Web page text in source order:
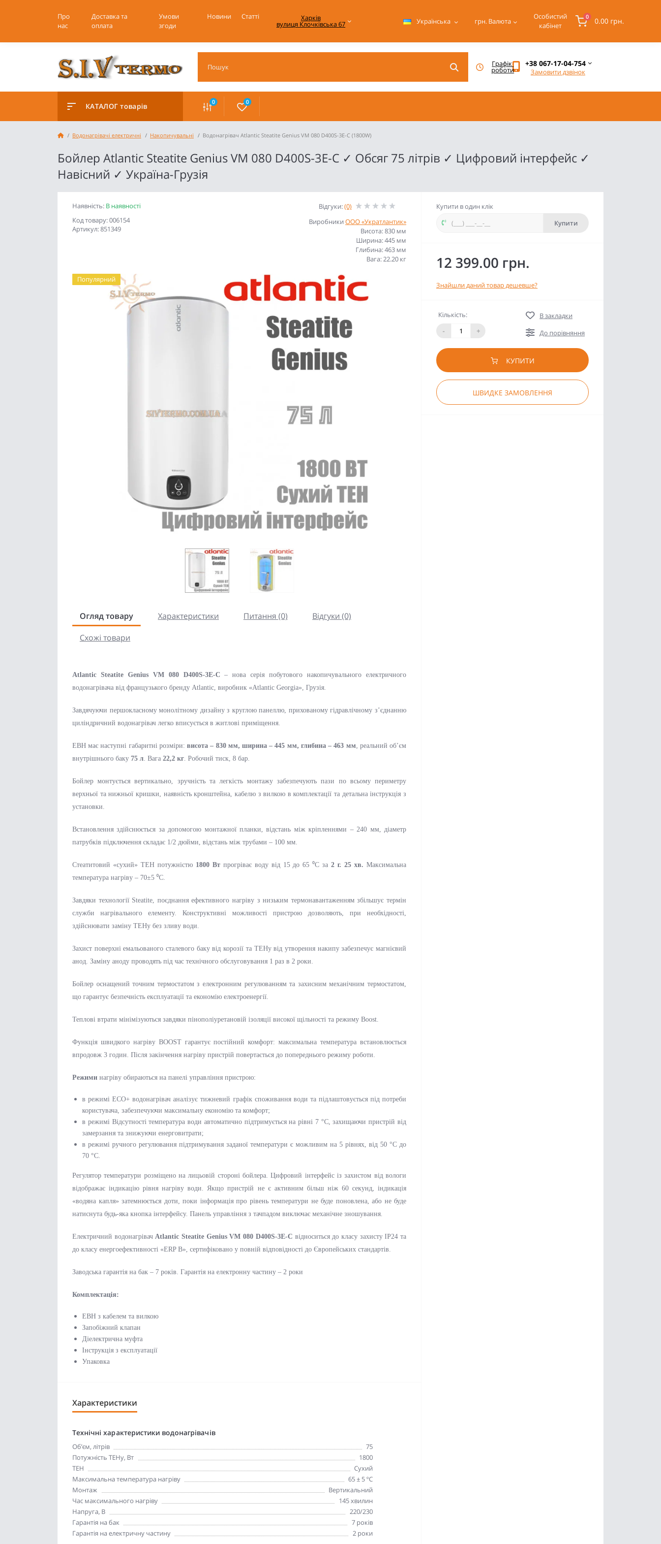
Про
нас
Доставка та
оплата
Умови
згоди
Новини Статті Харків
вулиця Клочківська 67 Українська грн. Валюта
Особистий
кабінет
0 0.00 грн.
Графік
роботи
+38 067-17-04-754
Замовити дзвінок
КАТАЛОГ товарів 0 0
Водонагрівачі електричні Накопичувальні Водонагрівач Atlantic Steatite Genius VM 080 D400S-3E-C (1800W)
Бойлер Atlantic Steatite Genius VM 080 D400S-3E-C ✓ Обсяг 75 літрів ✓ Цифровий інтерфейс ✓
Навісний ✓ Україна-Грузія
Наявність: В наявності
Код товару: 006154
Артикул: 851349
Відгуки:(0)
Виробники ООО «Укратлантик»
Висота: 830 мм
Ширина: 445 мм
Глибина: 463 мм
Вага: 22.20 кг
Популярний
Огляд товару Характеристики Питання (0)
Відгуки (0)
Схожі товари
Atlantic Steatite Genius VM 080 D400S-3E-C– нова серія побутового накопичувального електричного
водонагрівача від французького бренду Atlantic, виробник «Atlantic Georgia», Грузія.
Завдячуючи першокласному монолітному дизайну з круглою панеллю, прихованому гідравлічному з’єднанню
циліндричний водонагрівач легко вписується в житлові приміщення.
ЕВН має наступні габаритні розміри:висота – 830 мм, ширина – 445 мм, глибина – 463 мм, реальний об’єм
внутрішнього баку 75 л. Вага 22,2 кг. Робочий тиск, 8 бар.
Бойлер монтується вертикально, зручність та легкість монтажу забезпечують пази по всьому периметру
верхньої та нижньої кришки, наявність кронштейна, кабелю з вилкою в комплектації та детальна інструкція з
установки.
Встановлення здійснюється за допомогою монтажної планки, відстань між кріпленнями – 240 мм, діаметр
патрубків підключення складає 1/2 дюйми, відстань між трубами – 100 мм.
Стеатитовий «сухий» ТЕН потужністю 1800 Втпрогріває воду від 15 до 65 ⁰С за2 г. 25 хв. Максимальна
температура нагріву – 70±5 ⁰C.
Завдяки технології Steatite, поєднання ефективного нагріву з низьким термонавантаженням збільшує термін
служби нагрівального елементу. Конструктивні можливості пристрою дозволяють, при необхідності,
здійснювати заміну ТЕНу без зливу води.
Захист поверхні емальованого сталевого баку від корозії та ТЕНу від утворення накипу забезпечує магнієвий
анод. Заміну аноду проводять під час технічного обслуговування 1 раз в 2 роки.
Бойлер оснащений точним термостатом з електронним регулюванням та захисним механічним термостатом,
що гарантує безпечність експлуатації та економію електроенергії.
Теплові втрати мінімізуються завдяки пінополіуретановій ізоляції високої щільності та режиму Boost.
Функція швидкого нагріву BOOST гарантує постійний комфорт: максимальна температура встановлюється
впродовж 3 годин. Після закінчення нагріву пристрій повертається до попереднього режиму роботи.
Режими нагріву обираються на панелі управління пристрою:
в режимі ECO+ водонагрівач аналізує тижневий графік споживання води та підлаштовується під потреби
користувача, забезпечуючи максимальну економію та комфорт;
в режимі Відсутності температура води автоматично підтримується на рівні 7 °С, захищаючи пристрій від
замерзання та знижуючи енерговитрати;
в режимі ручного регулювання підтримування заданої температури є можливим на 5 рівнях, від 50 °С до
70 °С.
Регулятор температури розміщено на лицьовій стороні бойлера. Цифровий інтерфейс із захистом від вологи
відображає індикацію рівня нагріву води. Якщо пристрій не є активним більш ніж 60 секунд, індикація
«водяна капля» затемнюється доти, поки інформація про рівень температури не буде поновлена, або не буде
натиснута будь-яка кнопка інтерфейсу. Панель управління з тачпадом виключає механічне зношування.
Електричний водонагрівачAtlantic Steatite Genius VM 080 D400S-3E-C відноситься до класу захисту IP24 та
до класу енергоефективності «ERP B», сертифіковано у повній відповідності до Європейських стандартів.
Заводська гарантія на бак – 7 років. Гарантія на електронну частину – 2 роки
Комплектація:
EВН з кабелем та вилкою
Запобіжний клапан
Діелектрична муфта
Інструкція з експлуатації
Упаковка
Характеристики
Технічні характеристики водонагрівачів
Об’єм, літрів
75
Потужність ТЕНу, Вт
1800
ТЕН
Сухий
Максимальна температура нагріву
65 ± 5 ºC
Монтаж
Вертикальний
Час максимального нагріву
145 хвилин
Напруга, В
220/230
Гарантія на бак
7 років
Гарантія на електричну частину
2 роки
Купити в один клік
Купити
12 399.00 грн.
Знайшли даний товар дешевше?
Кількість:
-
+
В закладки
До порівняння
КУПИТИ
ШВИДКЕ ЗАМОВЛЕННЯ